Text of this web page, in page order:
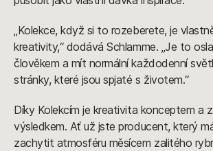
„Kolekce, když si to rozeberete, je
kreativity,“ dodává Schlamme. „Je to
člověkem a mít normální každodenní
stránky, které jsou spjaté s životem.“
Díky Kolekcím je kreativita konceptem a
výsledkem. Ať už jste producent, který
zachytit atmosféru měsícem zalitého